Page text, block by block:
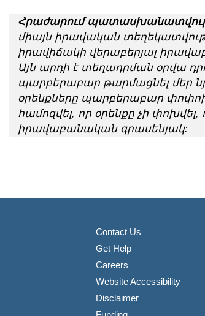
Հրաժարում
միայն իրավական
իրավիճակի վերաբերյալ
Այն արդի է տեղադրման օրվա
պարբերաբար թարմացնել մեր
օրենքները պարբերաբար
համոզվել, որ օրենքը չի փոխվել,
իրավաբանական գրասենյակ:
Contact Us
Get Help
Careers
Website Accessibility
Disclaimer